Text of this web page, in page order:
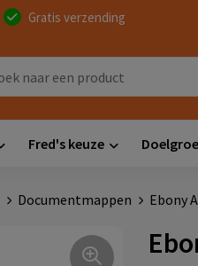
Gratis verzending
Fred's keuze
Documentmappen Ebony